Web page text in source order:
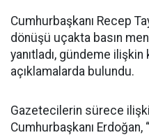
Cumhurbaşkanı Recep
dönüşü uçakta basın
yanıtladı, gündeme
açıklamalarda bulundu.
Gazetecilerin sürece
Cumhurbaşkanı Erdoğan,